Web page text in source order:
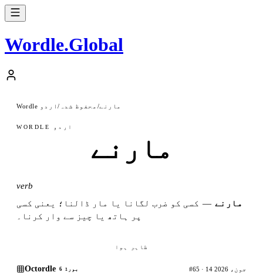
Wordle.Global
Wordle اردو/ محفوظ شدہ /مارنے
WORDLE اردو
مارنے
verb
مارنے — کسی کو ضرب لگانا یا مار ڈالنا؛ یعنی کسی
پر ہاتھ یا چیز سے وار کرنا۔
ظاہر ہوا
Octordle بورڈ 6 #65 · 14 جون، 2026